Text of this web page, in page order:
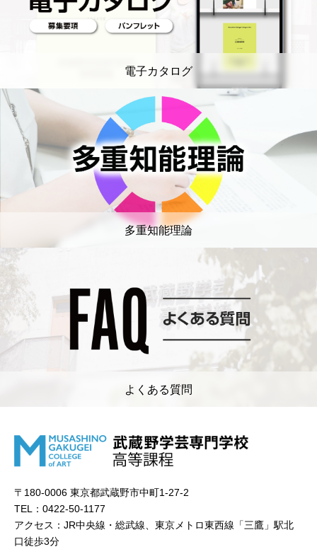
電子カタログ
多重知能理論
よくある質問
〒180-0006 東京都武蔵野市中町1-27-2
TEL：0422-50-1177
アクセス：JR中央線・総武線、東京メトロ東西線「三鷹」駅北
口徒歩3分